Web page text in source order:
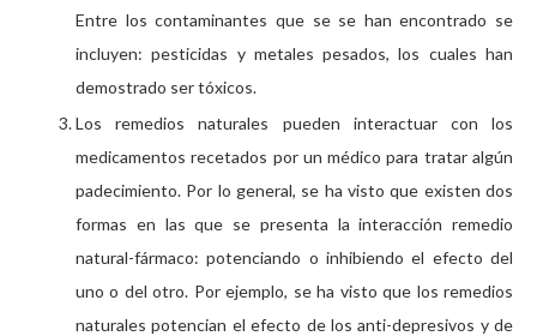
Entre los contaminantes que se se han encontrado se
incluyen: pesticidas y metales pesados, los cuales han
demostrado ser tóxicos.
Los remedios naturales pueden interactuar con los
medicamentos recetados por un médico para tratar algún
padecimiento. Por lo general, se ha visto que existen dos
formas en las que se presenta la interacción remedio
natural-fármaco: potenciando o inhibiendo el efecto del
uno o del otro. Por ejemplo, se ha visto que los remedios
naturales potencian el efecto de los anti-depresivos y de